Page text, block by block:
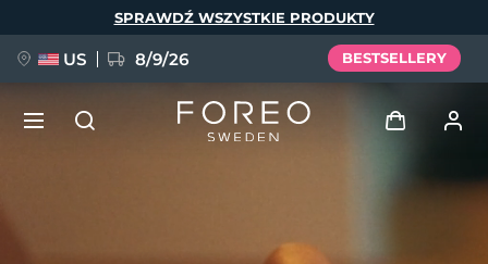
SPRAWDŹ WSZYSTKIE PRODUKTY
US 8/9/26 BESTSELLERY
Profil użytkownika